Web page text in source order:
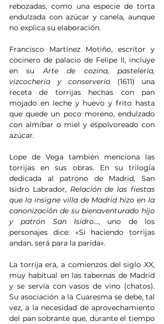
rebozadas, como una especie de torta
endulzada con azúcar y canela, aunque
no explica su elaboración.
Francisco Martínez Motiño, escritor y
cocinero de palacio de Felipe II, incluye
en su Arte de cozina, pastelería,
vizcochería y conservería (1611) una
receta de torrijas hechas con pan
mojado en leche y huevo y frito hasta
que quede un poco moreno, endulzado
con almíbar o miel y espolvoreado con
azúcar.
Lope de Vega también menciona las
torrijas en sus obras. En su trilogía
dedicada al patrono de Madrid, San
Isidro Labrador, Relación de las fiestas
que la insigne villa de Madrid hizo en la
canonización de su bienaventurado hijo
y patrón San Isidro..., uno de los
personajes dice: «Si haciendo torrijas
andan, será para la parida».
La torrija era, a comienzos del siglo XX,
muy habitual en las tabernas de Madrid
y se servía con vasos de vino (chatos).
Su asociación a la Cuaresma se debe, tal
vez, a la necesidad de aprovechamiento
del pan sobrante que, durante el tiempo